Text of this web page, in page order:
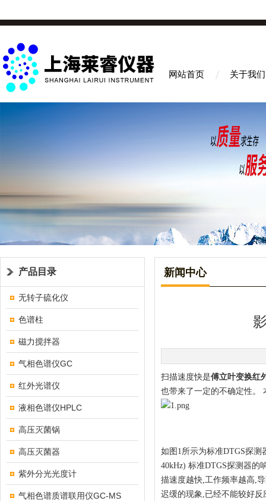
网站首页 关于我们
产品目录
无转子硫化仪
色谱柱
磁力搅拌器
气相色谱仪GC
红外光谱仪
液相色谱仪HPLC
高压灭菌锅
高压灭菌器
紫外分光光度计
气相色谱质谱联用仪GC-MS
新闻中心
扫描速度快是傅立叶变换红
也带来了一定的不确定性。
如图1所示为标准DTGS探测
40kHz) 标准DTGS探测器的
描速度越快,工作频率越高,
迟缓的现象,已经不能较好